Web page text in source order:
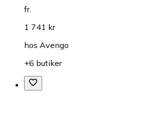
fr.
1 741 kr
hos Avengo
+6 butiker